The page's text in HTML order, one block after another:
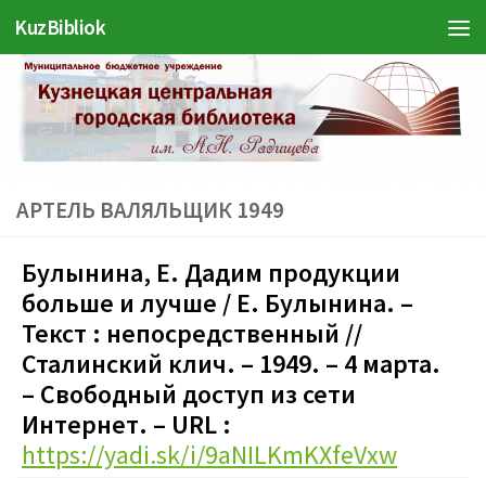
Перейти к содержимому
KuzBibliok
АРТЕЛЬ ВАЛЯЛЬЩИК 1949
Булынина, Е. Дадим продукции
больше и лучше / Е. Булынина. –
Текст : непосредственный //
Сталинский клич. – 1949. – 4 марта.
– Свободный доступ из сети
Интернет. – URL :
https://yadi.sk/i/9aNILKmKXfeVxw